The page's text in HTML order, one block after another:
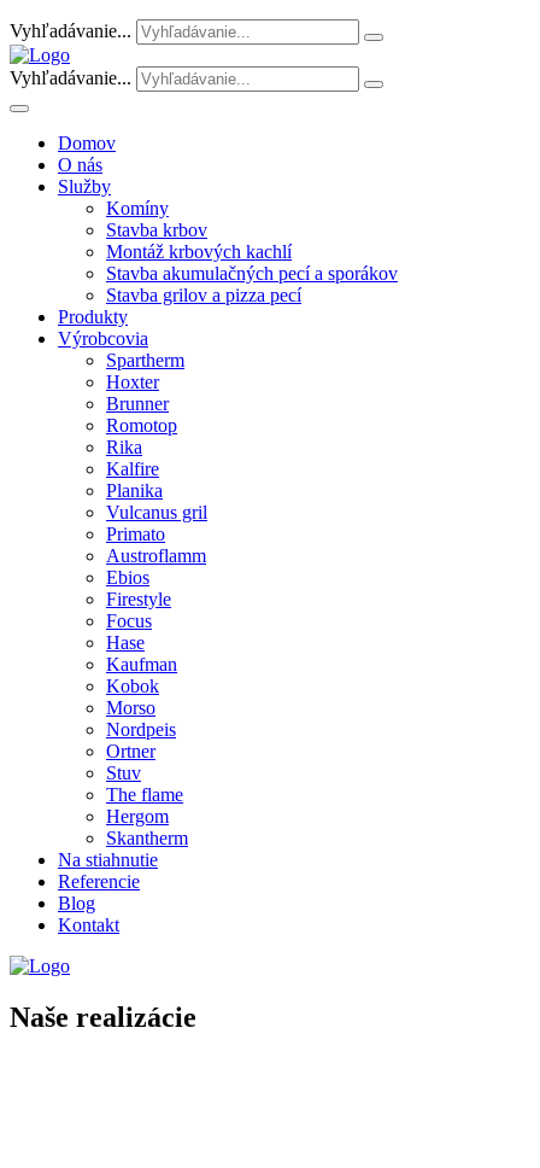
Vyhľadávanie...
Vyhľadávanie...
Domov
O nás
Služby
Komíny
Stavba krbov
Montáž krbových kachlí
Stavba akumulačných pecí a sporákov
Stavba grilov a pizza pecí
Produkty
Výrobcovia
Spartherm
Hoxter
Brunner
Romotop
Rika
Kalfire
Planika
Vulcanus gril
Primato
Austroflamm
Ebios
Firestyle
Focus
Hase
Kaufman
Kobok
Morso
Nordpeis
Ortner
Stuv
The flame
Hergom
Skantherm
Na stiahnutie
Referencie
Blog
Kontakt
Naše realizácie